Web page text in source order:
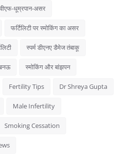
धूम्रपान-असर
फर्टिलिटी पर स्मोकिंग का असर
स्पर्म डीएनए डैमेज तंबाकू
स्मोकिंग और बांझपन
Fertility Tips Dr Shreya Gupta
Male Infertility
Smoking Cessation